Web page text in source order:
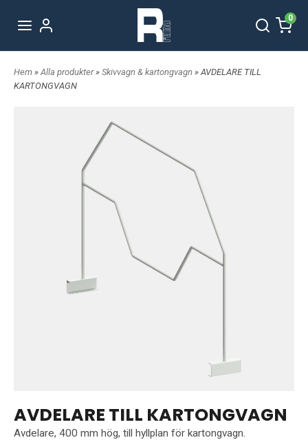
0
Hem » Alla produkter» Skivvagn & kartongvagn » AVDELARE TILL
KARTONGVAGN
AVDELARE TILL KARTONGVAGN
Avdelare, 400 mm hög, till hyllplan för kartongvagn.